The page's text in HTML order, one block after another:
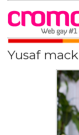
Yusaf mack